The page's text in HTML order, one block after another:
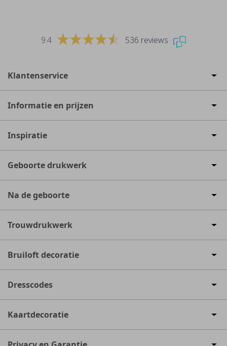
9.4 536 reviews
Klantenservice
Informatie en prijzen
Inspiratie
Geboorte drukwerk
Na de geboorte
Trouwdrukwerk
Bruiloft decoratie
Dresscodes
Kaartdecoratie